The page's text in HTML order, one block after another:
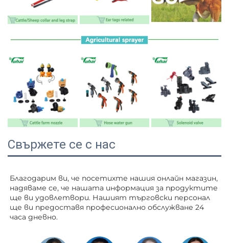
Свържете се с нас
Благодарим ви, че посетихте нашия онлайн магазин,
надяваме се, че нашата информация за продуктите
ще ви удовлетвори. Нашият търговски персонал
ще ви предоставя професионално обслужване 24
часа дневно.